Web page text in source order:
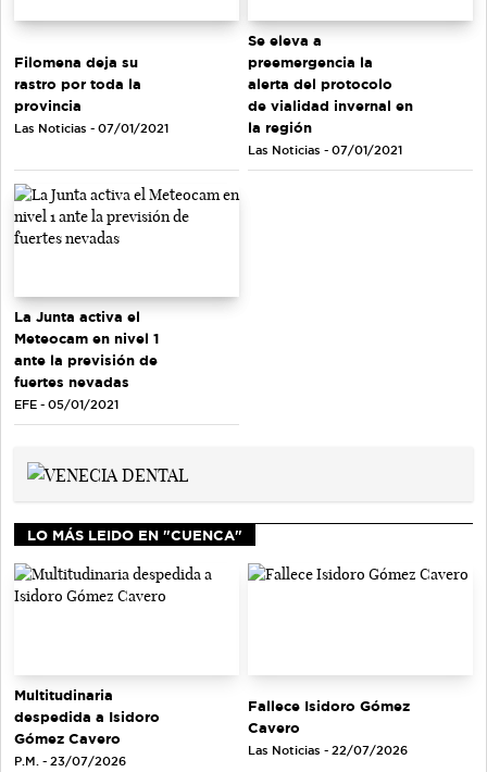
Filomena deja su
rastro por toda la
provincia
Las Noticias - 07/01/2021
Se eleva a
preemergencia la
alerta del protocolo
de vialidad invernal en
la región
Las Noticias - 07/01/2021
La Junta activa el
Meteocam en nivel 1
ante la previsión de
fuertes nevadas
EFE - 05/01/2021
LO MÁS LEIDO EN "CUENCA"
Multitudinaria
despedida a Isidoro
Gómez Cavero
P.M. - 23/07/2026
Fallece Isidoro Gómez
Cavero
Las Noticias - 22/07/2026